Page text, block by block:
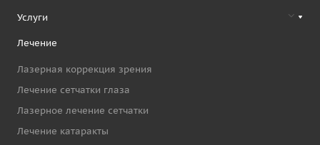
Услуги
Лечение
Лазерная коррекция зрения
Лечение сетчатки глаза
Лазерное лечение сетчатки
Лечение катаракты